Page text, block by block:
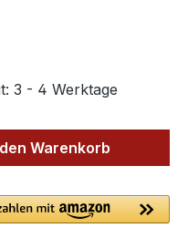
3 - 4 Werktage
Warenkorb